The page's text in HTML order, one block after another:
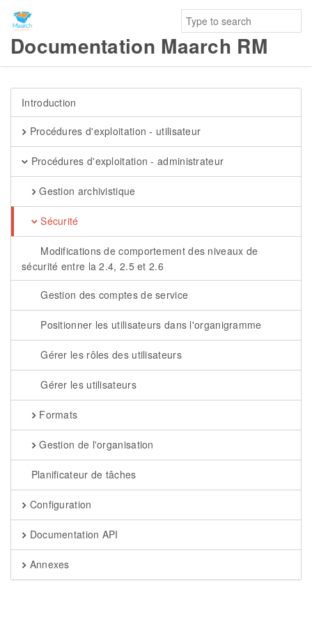
Documentation Maarch RM
Introduction
Procédures d'exploitation - utilisateur
Procédures d'exploitation - administrateur
Gestion archivistique
Sécurité
Modifications de comportement des niveaux de
sécurité entre la 2.4, 2.5 et 2.6
Gestion des comptes de service
Positionner les utilisateurs dans l'organigramme
Gérer les rôles des utilisateurs
Gérer les utilisateurs
Formats
Gestion de l'organisation
Planificateur de tâches
Configuration
Documentation API
Annexes